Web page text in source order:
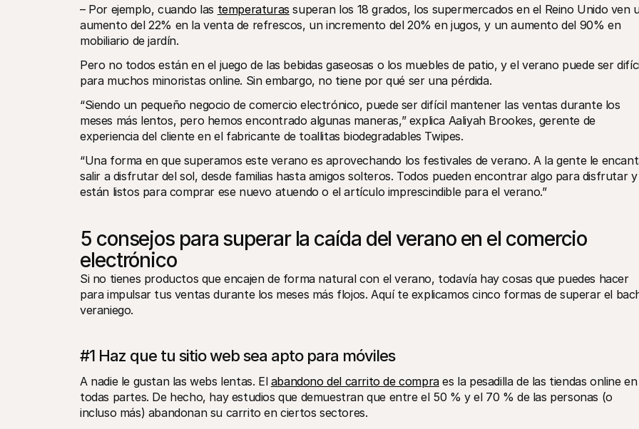
– Por ejemplo, cuando las temperaturas superan los 18 grados, los supermercados en el Reino Unido ven
aumento del 22% en la venta de refrescos, un incremento del 20% en jugos, y un aumento del 90% en
mobiliario de jardín.
Pero no todos están en el juego de las bebidas gaseosas o los muebles de patio, y el verano puede ser
para muchos minoristas online. Sin embargo, no tiene por qué ser una pérdida.
“Siendo un pequeño negocio de comercio electrónico, puede ser difícil mantener las ventas durante los
meses más lentos, pero hemos encontrado algunas maneras,” explica Aaliyah Brookes, gerente de
experiencia del cliente en el fabricante de toallitas biodegradables Twipes.
“Una forma en que superamos este verano es aprovechando los festivales de verano. A la gente le
salir a disfrutar del sol, desde familias hasta amigos solteros. Todos pueden encontrar algo para disfrutar y
están listos para comprar ese nuevo atuendo o el artículo imprescindible para el verano.”
5 consejos para superar la caída del verano en el comercio
electrónico
Si no tienes productos que encajen de forma natural con el verano, todavía hay cosas que puedes hacer
para impulsar tus ventas durante los meses más flojos. Aquí te explicamos cinco formas de superar el
veraniego.
#1 Haz que tu sitio web sea apto para móviles
A nadie le gustan las webs lentas. El abandono del carrito de compra es la pesadilla de las tiendas online en
todas partes. De hecho, hay estudios que demuestran que entre el 50 % y el 70 % de las personas (o
incluso más) abandonan su carrito en ciertos sectores.